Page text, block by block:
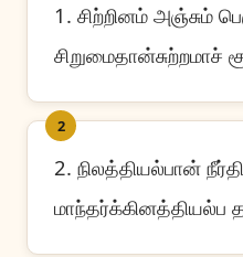
1. சிற்றினம் அஞ்சும்
சிறுமைதான்சுற்றமாச்
2
2. நிலத்தியல்பான்
மாந்தர்க்கினத்தியல்ப